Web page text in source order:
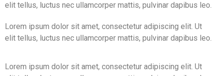
elit tellus, luctus nec ullamcorper mattis, pulvinar dapibus leo.
Lorem ipsum dolor sit amet, consectetur adipiscing elit. Ut
elit tellus, luctus nec ullamcorper mattis, pulvinar dapibus leo.
Lorem ipsum dolor sit amet, consectetur adipiscing elit. Ut